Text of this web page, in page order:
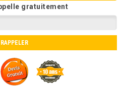
gratuitement